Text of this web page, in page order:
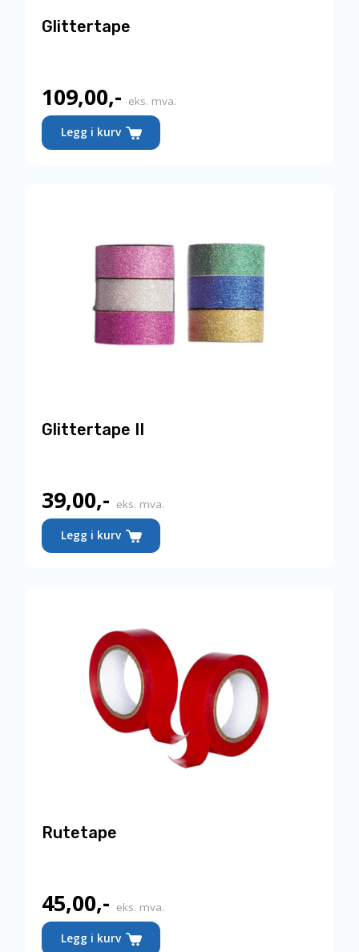
Glittertape
109,00,- eks. mva.
Legg i kurv
Glittertape II
39,00,- eks. mva.
Legg i kurv
Rutetape
45,00,- eks. mva.
Legg i kurv